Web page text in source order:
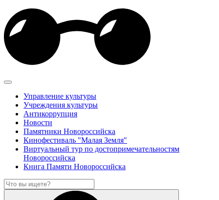
Управление культуры
Учреждения культуры
Антикоррупция
Новости
Памятники Новороссийска
Кинофестиваль "Малая Земля"
Виртуальный тур по достопримечательностям
Новороссийска
Книга Памяти Новороссийска